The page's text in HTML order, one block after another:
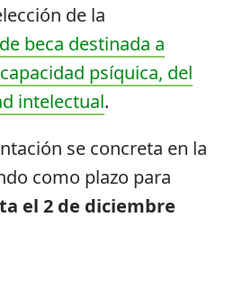
de la
beca destinada a
psíquica, del
intelectual.
se concreta en la
como plazo para
el 2 de diciembre